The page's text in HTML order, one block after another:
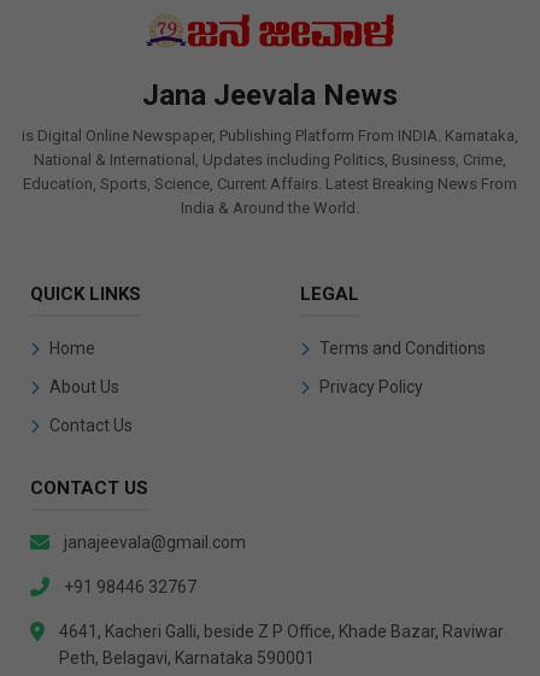
Jana Jeevala News
is Digital Online Newspaper, Publishing Platform From INDIA. Karnataka,
National & International, Updates including Politics, Business, Crime,
Education, Sports, Science, Current Affairs. Latest Breaking News From
India & Around the World.
QUICK LINKS
Home
About Us
Contact Us
LEGAL
Terms and Conditions
Privacy Policy
CONTACT US
janajeevala@gmail.com
+91 98446 32767
4641, Kacheri Galli, beside Z P Office, Khade Bazar, Raviwar
Peth, Belagavi, Karnataka 590001